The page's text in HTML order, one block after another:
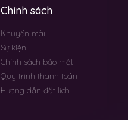
Chính sách
Khuyến mãi
Sự kiện
Chính sách bảo mật
Quy trình thanh toán
Hướng dẫn đặt lịch